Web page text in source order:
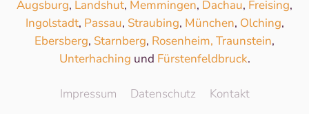
Augsburg, Landshut, Memmingen, Dachau, Freising,
Ingolstadt, Passau, Straubing, München, Olching,
Ebersberg, Starnberg, Rosenheim, Traunstein,
Unterhaching und Fürstenfeldbruck.
Impressum Datenschutz Kontakt